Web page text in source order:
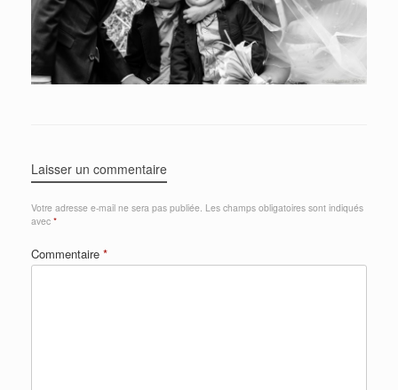
Laisser un commentaire
Votre adresse e-mail ne sera pas publiée. Les champs obligatoires sont indiqués
avec *
Commentaire *